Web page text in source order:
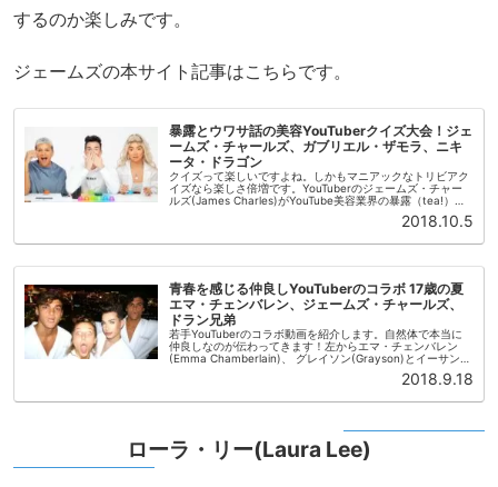
するのか楽しみです。
ジェームズの本サイト記事はこちらです。
暴露とウワサ話の美容YouTuberクイズ大会！ジェ
ームズ・チャールズ、ガブリエル・ザモラ、ニキ
ータ・ドラゴン
クイズって楽しいですよね。しかもマニアックなトリビアク
イズなら楽しさ倍増です。YouTuberのジェームズ・チャー
ルズ(James Charles)がYouTube美容業界の暴露（tea!）た
っぷりのクイズ対決を開催しました！対戦者は〜ファ...
2018.10.5
青春を感じる仲良しYouTuberのコラボ 17歳の夏
エマ・チェンバレン、ジェームズ・チャールズ、
ドラン兄弟
若手YouTuberのコラボ動画を紹介します。自然体で本当に
仲良しなのが伝わってきます！左からエマ・チェンバレン
(Emma Chamberlain)、 グレイソン(Grayson)とイーサン
2018.9.18
ローラ・リー(Laura Lee)